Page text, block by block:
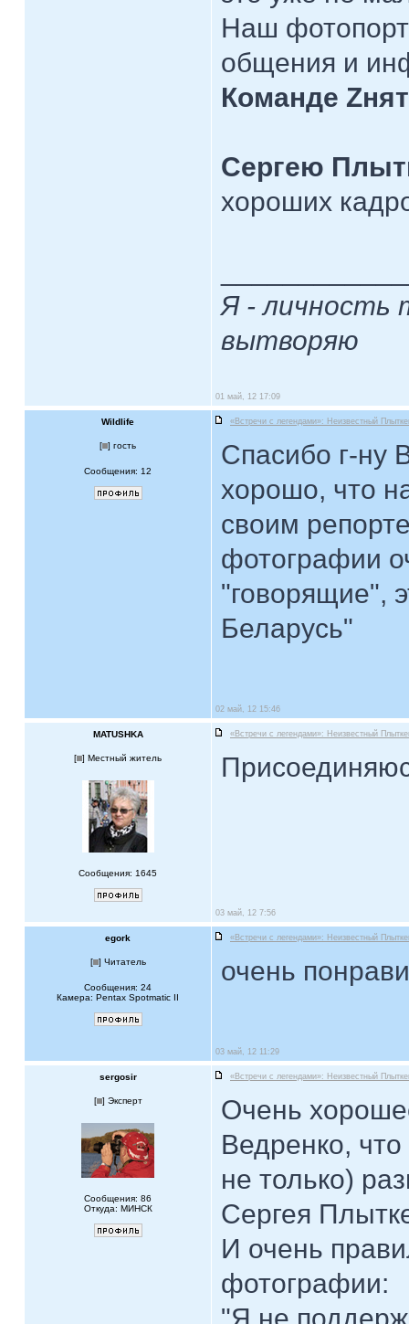
Наш
общения и
Команде
Сергею
хороших
Я - личность
вытворяю
01 май, 12 17:09
Wildlife «Встречи с легендами»: Неизвестный
[ ] гость
Сообщения: 12
Спасибо г-ну
хорошо, что
своим
фотографии
"говорящие",
Беларусь"
02 май, 12 15:46
MATUSHKA «Встречи с легендами»: Неизвестный
[ ] Местный житель
Сообщения: 1645
03 май, 12 7:56
egork «Встречи с легендами»: Неизвестный
[ ] Читатель
Сообщения: 24
Камера: Pentax Spotmatic II
очень
03 май, 12 11:29
sergosir «Встречи с легендами»: Неизвестный
[ ] Эксперт
Сообщения: 86
Откуда: МИНСК
Очень
Ведренко,
не только)
Сергея
И очень
фотографии: